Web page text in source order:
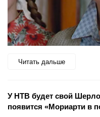
Читать дальше
У НТВ будет свой
появится «Мориарти в